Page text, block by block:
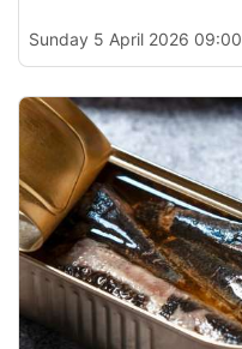
Sunday 5 April 2026 09:00